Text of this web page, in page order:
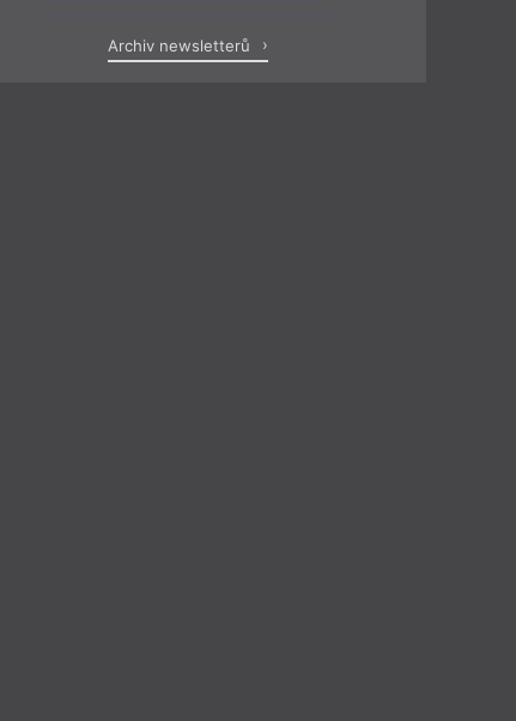
Archiv newsletterů